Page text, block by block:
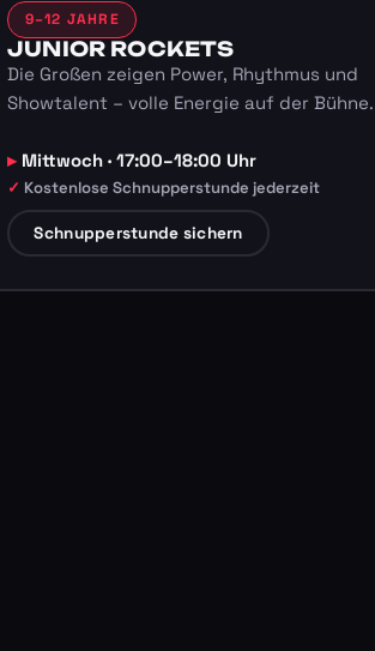
9–12 JAHRE
JUNIOR ROCKETS
Die Großen zeigen Power, Rhythmus und
Showtalent – volle Energie auf der Bühne.
Mittwoch · 17:00–18:00 Uhr
Kostenlose Schnupperstunde jederzeit
Schnupperstunde sichern